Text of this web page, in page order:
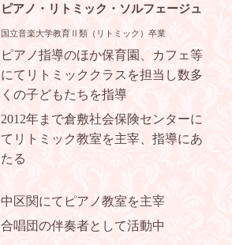
ピアノ・リトミック・ソルフェージュ
国立音楽大学教育Ⅱ類（リトミック）卒業
ピアノ指導のほか保育園、カフェ等
にてリトミッククラスを担当し数多
くの子どもたちを指導
2012年まで倉敷社会保険センターに
てリトミック教室を主宰、指導にあ
たる
中区関にてピアノ教室を主宰
合唱団の伴奏者として活動中